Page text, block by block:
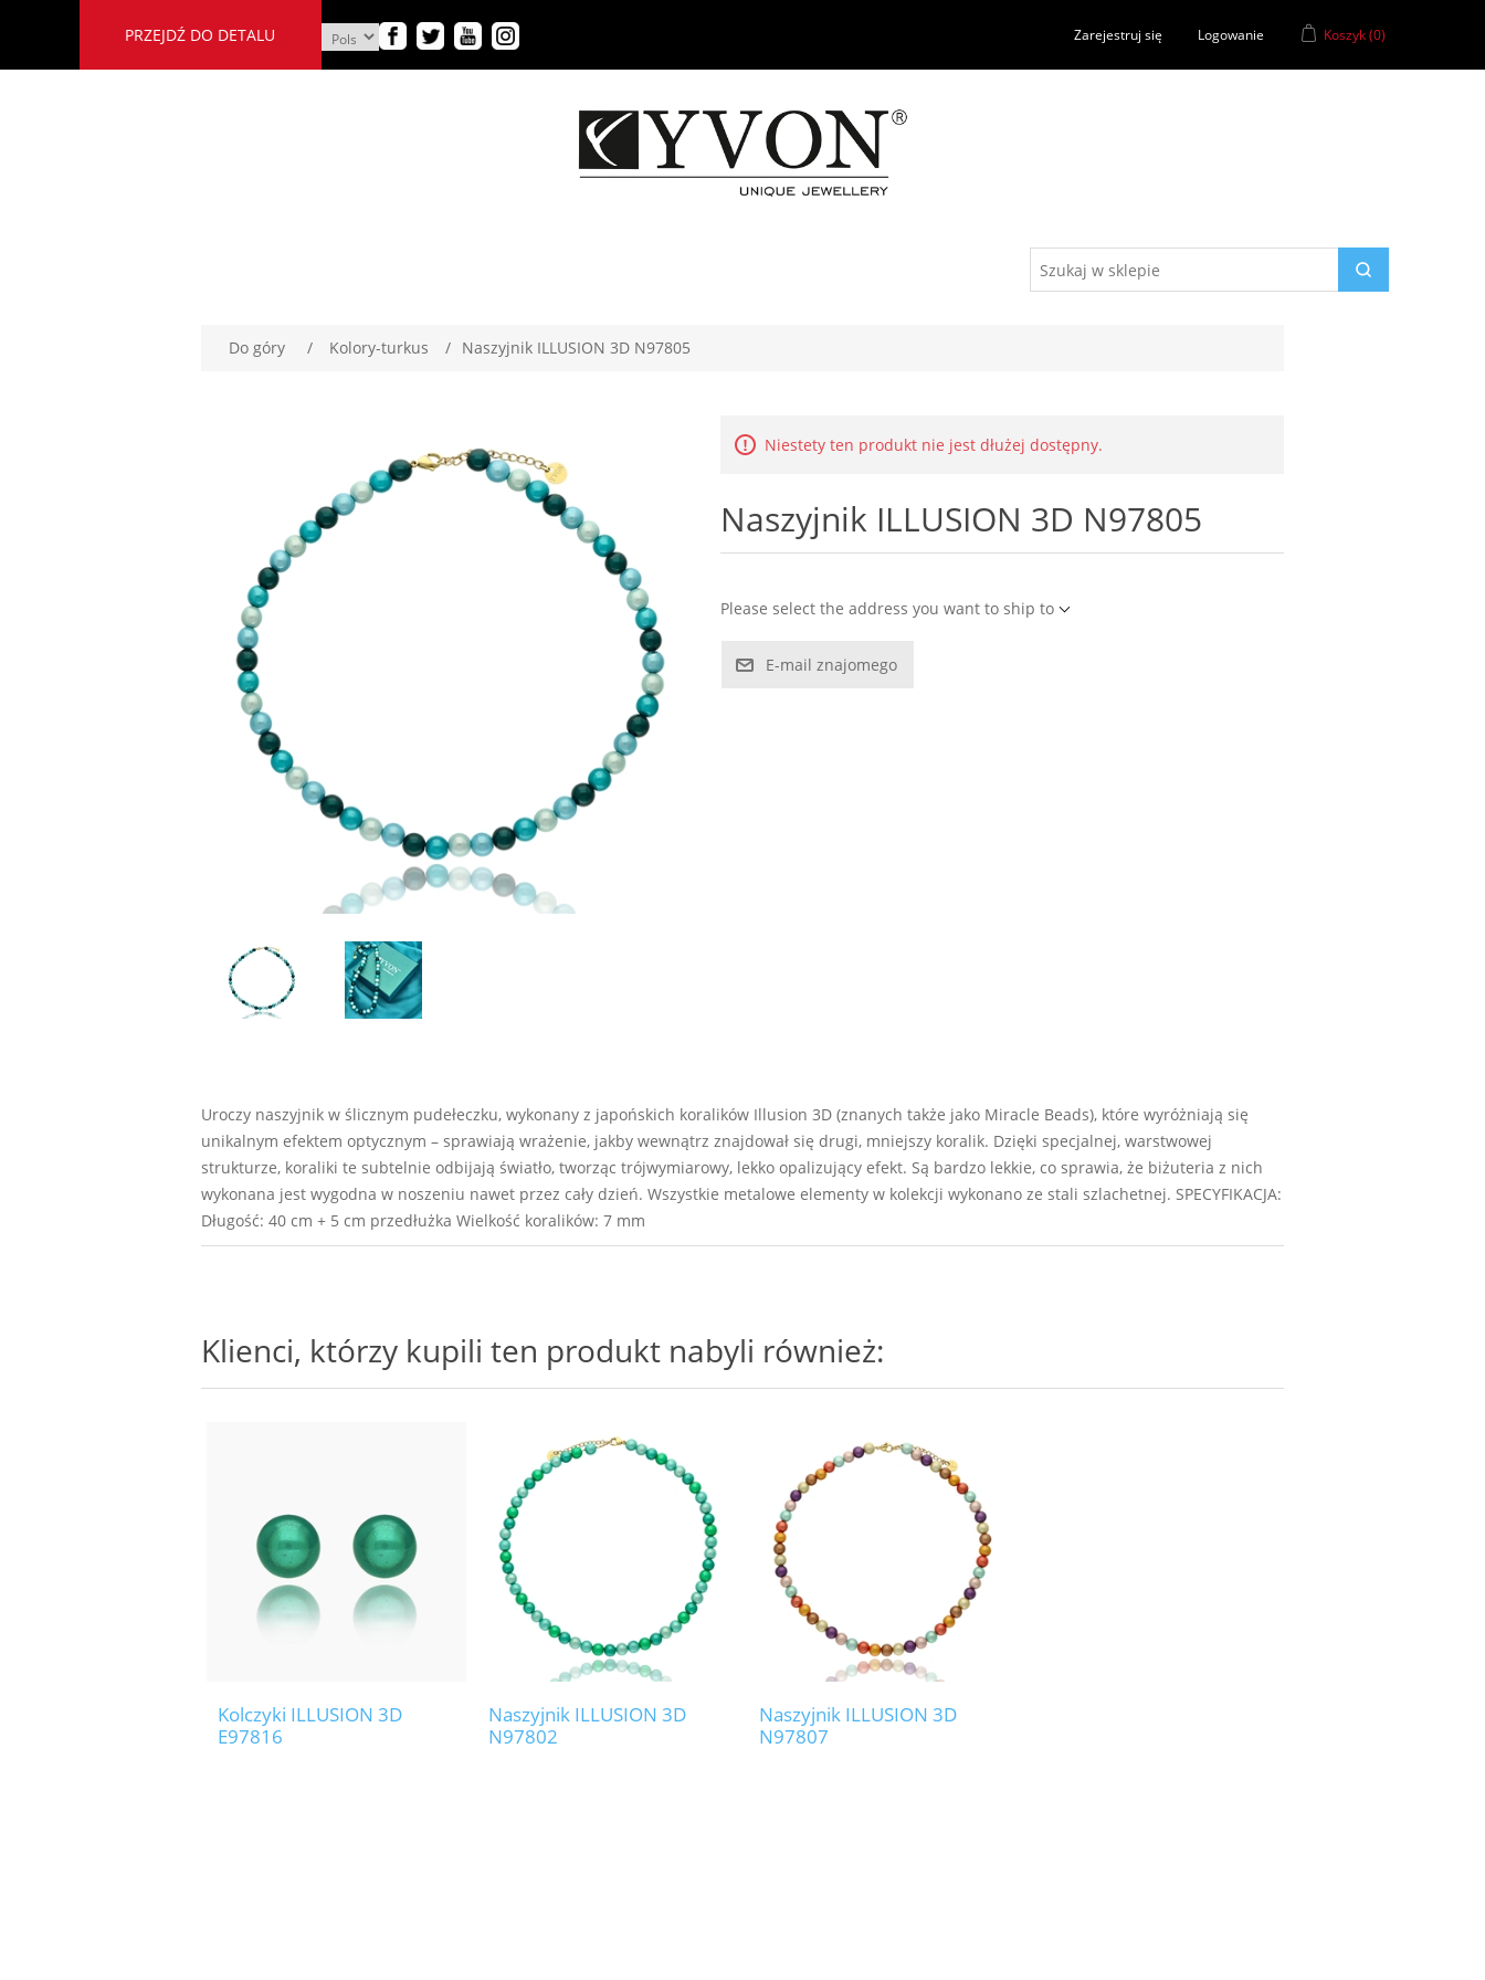
PRZEJDŹ DO DETALU Zarejestruj się Logowanie Koszyk(0)
Do góry / Kolory-turkus / Naszyjnik ILLUSION 3D N97805
Niestety ten produkt nie jest dłużej dostępny.
Naszyjnik ILLUSION 3D N97805
Please select the address you want to ship to
E-mail znajomego
Uroczy naszyjnik w ślicznym pudełeczku, wykonany z japońskich koralików Illusion 3D (znanych także jako Miracle Beads), które wyróżniają się
unikalnym efektem optycznym – sprawiają wrażenie, jakby wewnątrz znajdował się drugi, mniejszy koralik. Dzięki specjalnej, warstwowej
strukturze, koraliki te subtelnie odbijają światło, tworząc trójwymiarowy, lekko opalizujący efekt. Są bardzo lekkie, co sprawia, że biżuteria z nich
wykonana jest wygodna w noszeniu nawet przez cały dzień. Wszystkie metalowe elementy w kolekcji wykonano ze stali szlachetnej. SPECYFIKACJA:
Długość: 40 cm + 5 cm przedłużka Wielkość koralików: 7 mm
Klienci, którzy kupili ten produkt nabyli również:
Kolczyki ILLUSION 3D
E97816
Naszyjnik ILLUSION 3D
N97802
Naszyjnik ILLUSION 3D
N97807